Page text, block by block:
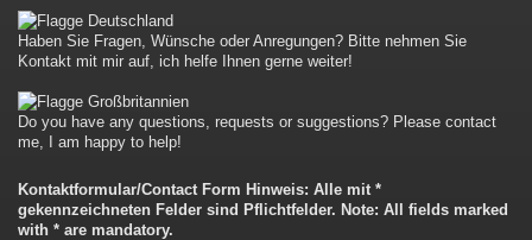
Haben Sie Fragen, Wünsche oder Anregungen? Bitte nehmen Sie
Kontakt mit mir auf, ich helfe Ihnen gerne weiter!
Do you have any questions, requests or suggestions? Please contact
me, I am happy to help!
Kontaktformular/Contact Form Hinweis: Alle mit *
gekennzeichneten Felder sind Pflichtfelder. Note: All fields marked
with * are mandatory.